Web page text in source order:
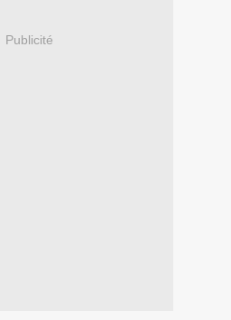
Publicité